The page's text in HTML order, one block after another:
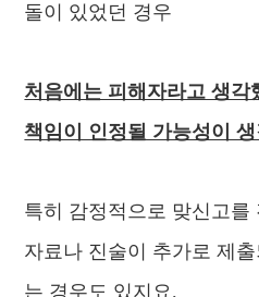
돌이 있었던 경우
처음에는 피해자라고 생각
책임이 인정될 가능성이
특히 감정적으로 맞신고를
자료나 진술이 추가로 제
는 경우도 있지요.